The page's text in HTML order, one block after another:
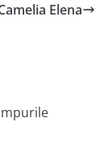
Elena